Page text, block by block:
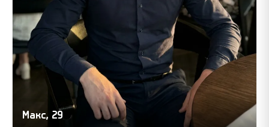
Макс, 29